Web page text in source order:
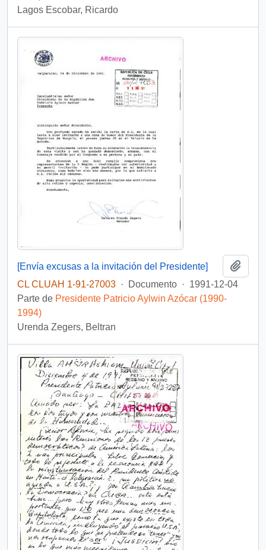
Lagos Escobar, Ricardo
[Envía excusas a la invitación del Presidente]
CL CLUAH 1-91-27003 · Documento · 1991-12-04
Parte de Presidente Patricio Aylwin Azócar (1990-
1994)
Urenda Zegers, Beltran